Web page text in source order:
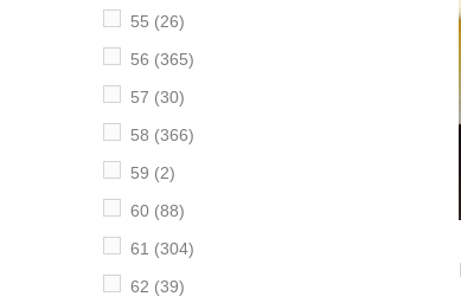
55 (26)
56 (365)
57 (30)
58 (366)
59 (2)
60 (88)
61 (304)
62 (39)